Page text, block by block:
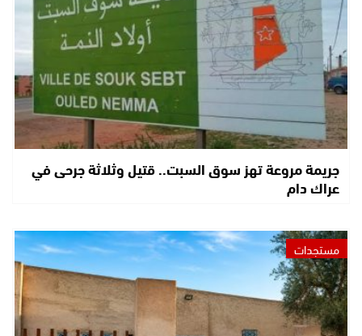
جريمة مروعة تهز سوق السبت.. قتيل وثلاثة جرحى في
عراك دام
مستجدات